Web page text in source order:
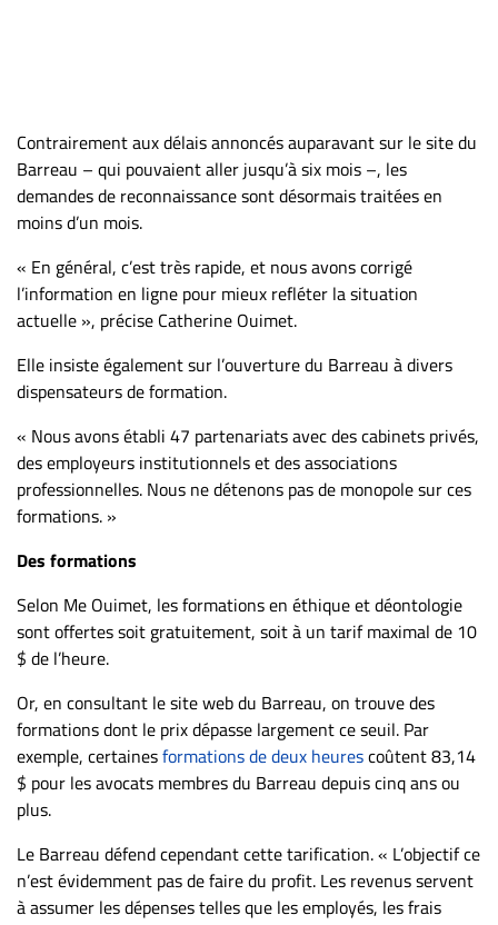
Contrairement aux délais annoncés auparavant sur le site du
Barreau – qui pouvaient aller jusqu’à six mois –, les
demandes de reconnaissance sont désormais traitées en
moins d’un mois.
« En général, c’est très rapide, et nous avons corrigé
l’information en ligne pour mieux refléter la situation
actuelle », précise Catherine Ouimet.
Elle insiste également sur l’ouverture du Barreau à divers
dispensateurs de formation.
« Nous avons établi 47 partenariats avec des cabinets privés,
des employeurs institutionnels et des associations
professionnelles. Nous ne détenons pas de monopole sur ces
formations. »
Des formations
Selon Me Ouimet, les formations en éthique et déontologie
sont offertes soit gratuitement, soit à un tarif maximal de 10
$ de l’heure.
Or, en consultant le site web du Barreau, on trouve des
formations dont le prix dépasse largement ce seuil. Par
exemple, certainesformations de deux heurescoûtent 83,14
$ pour les avocats membres du Barreau depuis cinq ans ou
plus.
Le Barreau défend cependant cette tarification. « L’objectif ce
n’est évidemment pas de faire du profit. Les revenus servent
à assumer les dépenses telles que les employés, les frais